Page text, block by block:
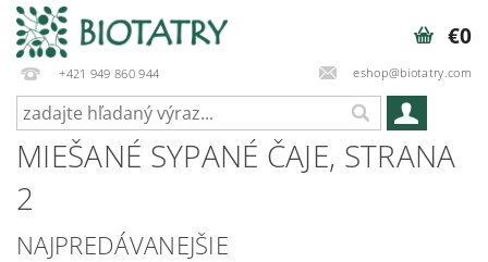
+421 949 860 944 eshop@biotatry.com
€0
MIEŠANÉ SYPANÉ ČAJE, STRANA
2
NAJPREDÁVANEJŠIE